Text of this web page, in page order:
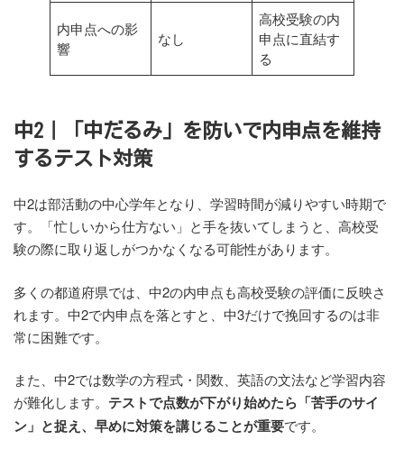
内申点への影
響
なし
高校受験の内
申点に直結す
る
中2｜「中だるみ」を防いで内申点を維持
するテスト対策
中2は部活動の中心学年となり、学習時間が減りやすい時期で
す。「忙しいから仕方ない」と手を抜いてしまうと、高校受
験の際に取り返しがつかなくなる可能性があります。
多くの都道府県では、中2の内申点も高校受験の評価に反映さ
れます。中2で内申点を落とすと、中3だけで挽回するのは非
常に困難です。
また、中2では数学の方程式・関数、英語の文法など学習内容
が難化します。 テストで点数が下がり始めたら「苦手のサイ
ン」と捉え、早めに対策を講じることが重要です。